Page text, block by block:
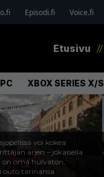
Episodi.fi Voice.fi
Etusivu
PC XBOX SERIES X/S
voi kokea
arjen – jokaisella
oma hulvaton,
outo tarinansa